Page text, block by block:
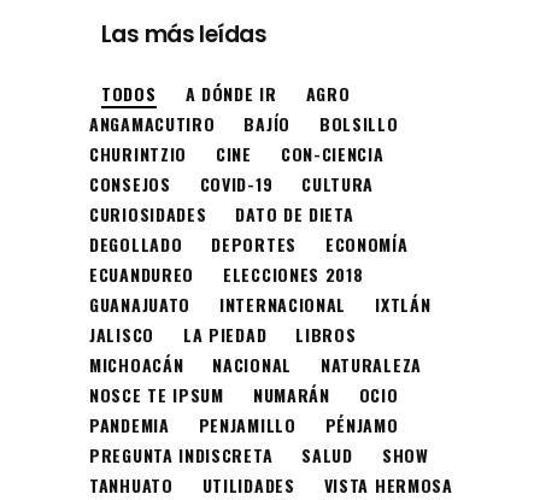
Las más leídas
TODOS A DÓNDE IR
AGRO
ANGAMACUTIRO
BAJÍO
BOLSILLO
CHURINTZIO
CINE
CON-CIENCIA
CONSEJOS
COVID-19
CULTURA
CURIOSIDADES
DATO DE DIETA
DEGOLLADO
DEPORTES
ECONOMÍA
ECUANDUREO
ELECCIONES 2018
GUANAJUATO
INTERNACIONAL
IXTLÁN
JALISCO
LA PIEDAD
LIBROS
MICHOACÁN
NACIONAL
NATURALEZA
NOSCE TE IPSUM
NUMARÁN
OCIO
PANDEMIA
PENJAMILLO
PÉNJAMO
PREGUNTA INDISCRETA
SALUD
SHOW
TANHUATO
UTILIDADES VISTA HERMOSA